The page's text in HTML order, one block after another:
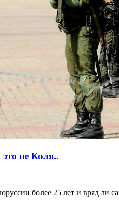
не Коля..
более 25 лет и вряд ли